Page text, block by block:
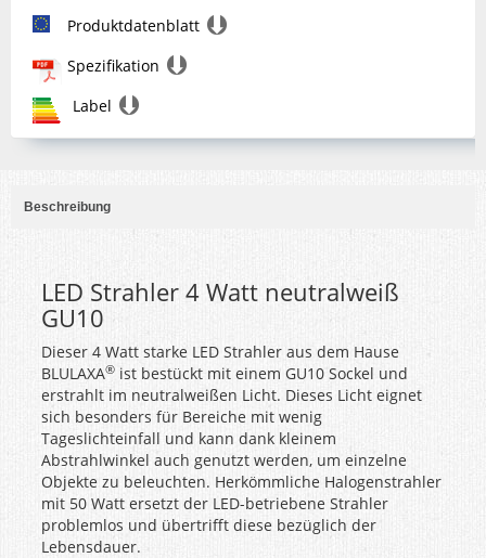
Produktdatenblatt
Spezifikation
Label
Beschreibung
LED Strahler 4 Watt neutralweiß
GU10
Dieser 4 Watt starke LED Strahler aus dem Hause
BLULAXA® ist bestückt mit einem GU10 Sockel und
erstrahlt im neutralweißen Licht. Dieses Licht eignet
sich besonders für Bereiche mit wenig
Tageslichteinfall und kann dank kleinem
Abstrahlwinkel auch genutzt werden, um einzelne
Objekte zu beleuchten. Herkömmliche Halogenstrahler
mit 50 Watt ersetzt der LED-betriebene Strahler
problemlos und übertrifft diese bezüglich der
Lebensdauer.